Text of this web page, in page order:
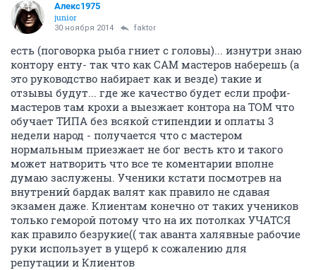
Алекс1975
junior
30 ноября 2014 faktor
есть (поговорка рыба гниет с головы)... изнутри знаю
контору енту- так что как САМ мастеров наберешь (а
это руководство набирает как и везде) такие и
отзывы будут... где же качество будет если профи-
мастеров там крохи а выезжает контора на ТОМ что
обучает ТИПА без всякой стипендии и оплаты 3
недели народ - получается что с мастером
нормальным приезжает не бог весть кто и такого
может натворить что все те коментарии вполне
думаю заслужены. Ученики кстати посмотрев на
внутрений бардак валят как правило не сдавая
экзамен даже. Клиентам конечно от таких учеников
только геморой потому что на их потолках УЧАТСЯ
как правило безрукие(( так аванта халявные рабочие
руки использует в ущерб к сожалению для
репутации и Клиентов